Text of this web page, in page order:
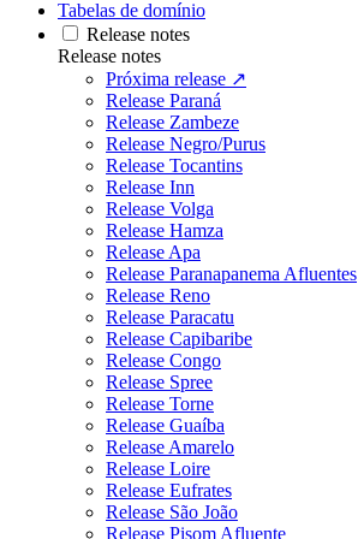
Tabelas de domínio
Release notes
Release notes
Próxima release ↗
Release Paraná
Release Zambeze
Release Negro/Purus
Release Tocantins
Release Inn
Release Volga
Release Hamza
Release Apa
Release Paranapanema Afluentes
Release Reno
Release Paracatu
Release Capibaribe
Release Congo
Release Spree
Release Torne
Release Guaíba
Release Amarelo
Release Loire
Release Eufrates
Release São João
Release Pisom Afluente